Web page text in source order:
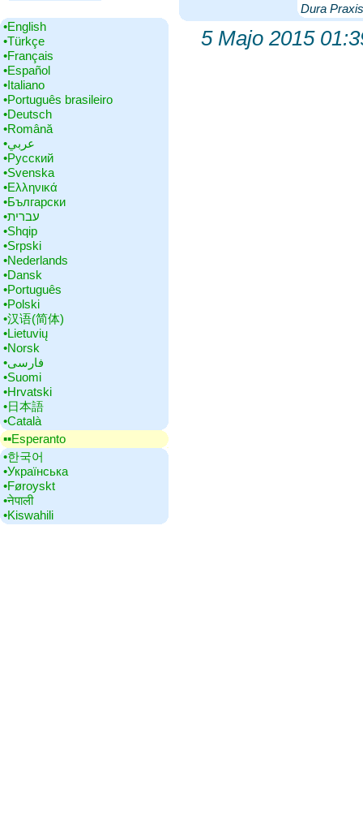
•‎English
•‎Türkçe
•‎Français
•‎Español
•‎Italiano
•‎Português brasileiro
•‎Deutsch
•‎Română
•‎عربي
•‎Русский
•‎Svenska
•‎Ελληνικά
•‎Български
•‎עברית
•‎Shqip
•‎Srpski
•‎Nederlands
•‎Dansk
•‎Português
•‎Polski
•‎汉语(简体)
•‎Lietuvių
•‎Norsk
•‎فارسی
•‎Suomi
•‎Hrvatski
•‎日本語
•‎Català
▪▪‎Esperanto
•‎한국어
•‎Українська
•‎Føroyskt
•‎नेपाली
•‎Kiswahili
Dura
5 Majo 2015